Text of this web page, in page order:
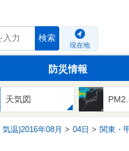
検索
現在地
防災情報
天気図
温)2016年08月 04日 関東・